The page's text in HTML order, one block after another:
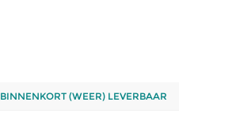
BINNENKORT (WEER) LEVERBAAR